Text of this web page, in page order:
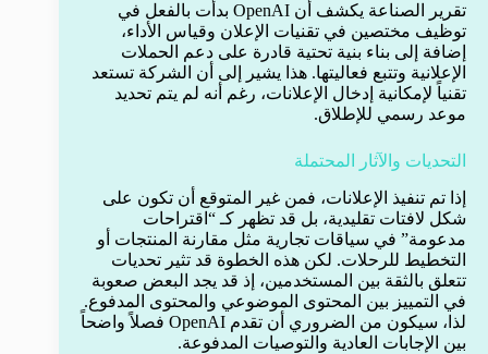
تقرير الصناعة يكشف أن OpenAI بدأت بالفعل في
توظيف مختصين في تقنيات الإعلان وقياس الأداء،
إضافة إلى بناء بنية تحتية قادرة على دعم الحملات
الإعلانية وتتبع فعاليتها. هذا يشير إلى أن الشركة تستعد
تقنياً لإمكانية إدخال الإعلانات، رغم أنه لم يتم تحديد
موعد رسمي للإطلاق.
التحديات والآثار المحتملة
إذا تم تنفيذ الإعلانات، فمن غير المتوقع أن تكون على
شكل لافتات تقليدية، بل قد تظهر كـ “اقتراحات
مدعومة” في سياقات تجارية مثل مقارنة المنتجات أو
التخطيط للرحلات. لكن هذه الخطوة قد تثير تحديات
تتعلق بالثقة بين المستخدمين، إذ قد يجد البعض صعوبة
في التمييز بين المحتوى الموضوعي والمحتوى المدفوع.
لذا، سيكون من الضروري أن تقدم OpenAI فصلاً واضحاً
بين الإجابات العادية والتوصيات المدفوعة.